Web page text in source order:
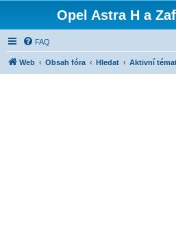
Opel Astra H a
FAQ
Web Obsah fóra Hledat Aktivní